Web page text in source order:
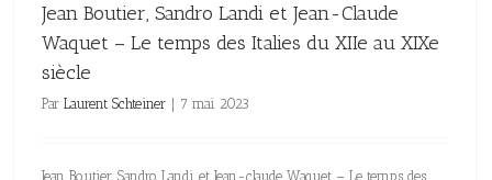
Jean Boutier, Sandro Landi et Jean-Claude
Waquet – Le temps des Italies du XIIe au XIXe
siècle
Par Laurent Schteiner 7 mai 2023
Jean Boutier, Sandro Landi et Jean-claude Waquet – Le temps des